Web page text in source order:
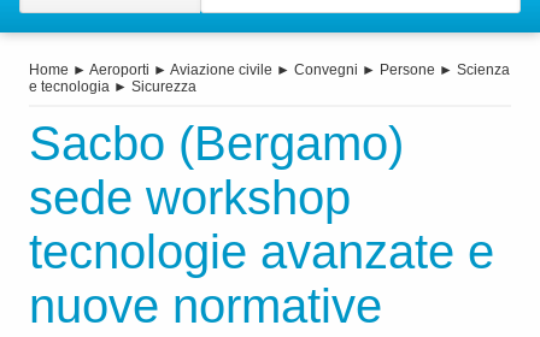
Home ► Aeroporti ► Aviazione civile ► Convegni ► Persone ► Scienza
e tecnologia ► Sicurezza
Sacbo (Bergamo)
sede workshop
tecnologie avanzate e
nuove normative